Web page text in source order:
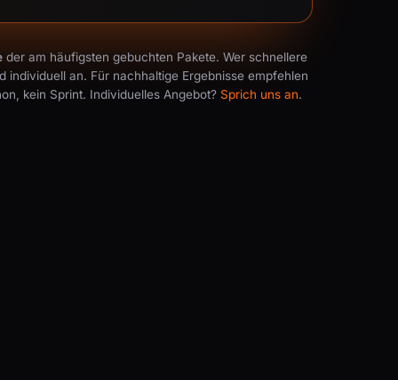
der am häufigsten gebuchten Pakete. Wer schnellere
an. Für nachhaltige Ergebnisse empfehlen
kein Sprint. Individuelles Angebot? Sprich uns an.